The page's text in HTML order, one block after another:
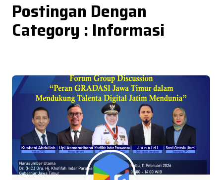
Postingan Dengan
Category : Informasi